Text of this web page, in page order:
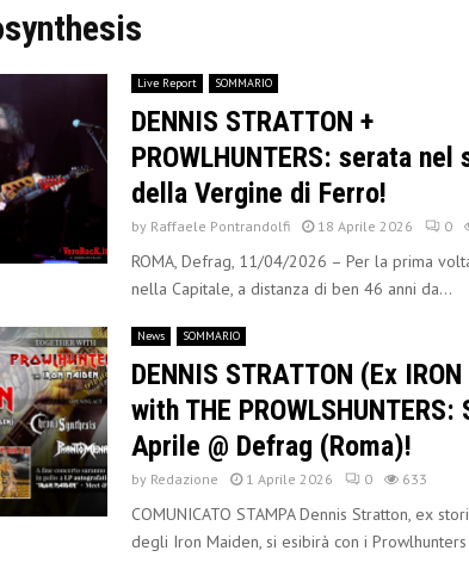
Live Report SOMMARIO
DENNIS STRATTON +
PROWLHUNTERS: serata nel
della Vergine di Ferro!
by Raffaele Pontrandolfi 18 Aprile 2026 0
ROMA, Defrag, 11/04/2026 – Per la prima
nella Capitale, a distanza di ben 46 anni da...
News SOMMARIO
DENNIS STRATTON (Ex
with THE PROWLSHUNTERS:
Aprile @ Defrag (Roma)!
by Redazione 1 Aprile 2026 0 633
COMUNICATO STAMPA Dennis Stratton, ex
degli Iron Maiden, si esibirà con i Prowlhunters